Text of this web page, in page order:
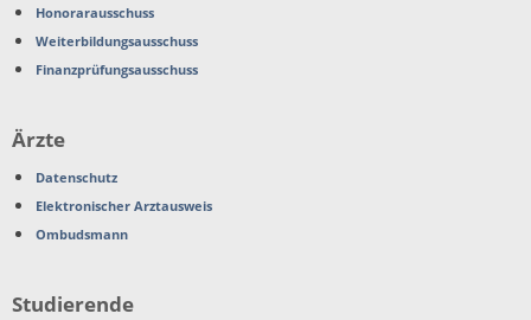
Honorarausschuss
Weiterbildungsausschuss
Finanzprüfungsausschuss
Ärzte
Datenschutz
Elektronischer Arztausweis
Ombudsmann
Studierende